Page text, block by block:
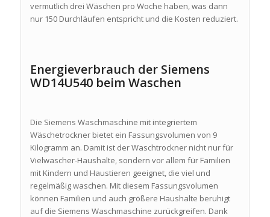
vermutlich drei Wäschen pro Woche haben, was dann
nur 150 Durchläufen entspricht und die Kosten reduziert.
Energieverbrauch der Siemens
WD14U540 beim Waschen
Die Siemens Waschmaschine mit integriertem
Wäschetrockner bietet ein Fassungsvolumen von 9
Kilogramm an. Damit ist der Waschtrockner nicht nur für
Vielwascher-Haushalte, sondern vor allem für Familien
mit Kindern und Haustieren geeignet, die viel und
regelmäßig waschen. Mit diesem Fassungsvolumen
können Familien und auch größere Haushalte beruhigt
auf die Siemens Waschmaschine zurückgreifen. Dank